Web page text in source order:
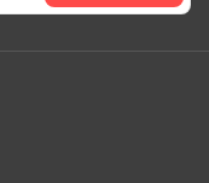
Transferdienst
van de auto een